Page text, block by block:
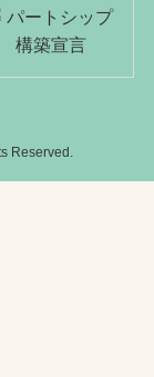
Reserved.